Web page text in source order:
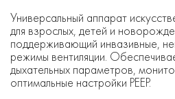
Универсальный аппарат
для взрослых, детей и
поддерживающий инвазивные,
режимы вентиляции.
дыхательных параметров,
оптимальные настройки PEEP.